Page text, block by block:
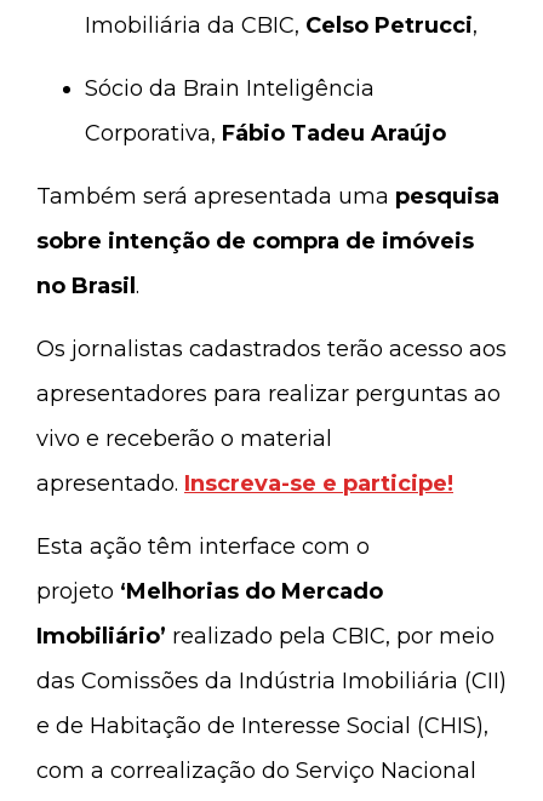
Imobiliária da CBIC, Celso Petrucci,
Sócio da Brain Inteligência
Corporativa, Fábio Tadeu Araújo
Também será apresentada uma pesquisa
sobre intenção de compra de imóveis
no Brasil .
Os jornalistas cadastrados terão acesso aos
apresentadores para realizar perguntas ao
vivo e receberão o material
apresentado. Inscreva-se e participe!
Esta ação têm interface com o
projeto ‘Melhorias do Mercado
Imobiliário’ realizado pela CBIC, por meio
das Comissões da Indústria Imobiliária (CII)
e de Habitação de Interesse Social (CHIS),
com a correalização do Serviço Nacional